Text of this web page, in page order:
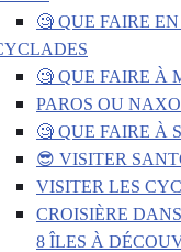
🧐 QUE FAIRE
🧐 QUE FAIRE À
PAROS OU
🧐 QUE FAIRE À
😎 VISITER
VISITER LES
CROISIÈRE
8 ÎLES À